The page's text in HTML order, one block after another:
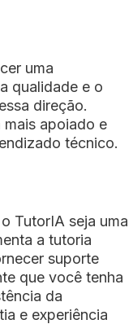
uma
qualidade e o
direção.
mais apoiado e
técnico.
TutorIA seja uma
a tutoria
suporte
que você tenha
da
e experiência